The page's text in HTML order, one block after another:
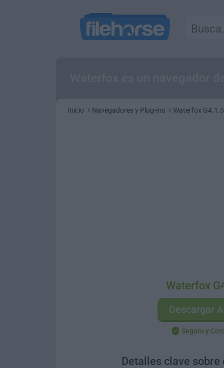
Inicio Navegadores y Plug-ins Waterfox G4.1.5
Waterfox
Descargar
Seguro y
Detalles clave sobre